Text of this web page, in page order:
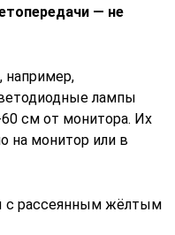
— не
например,
лампы
см от монитора. Их
на монитор или в
с рассеянным жёлтым